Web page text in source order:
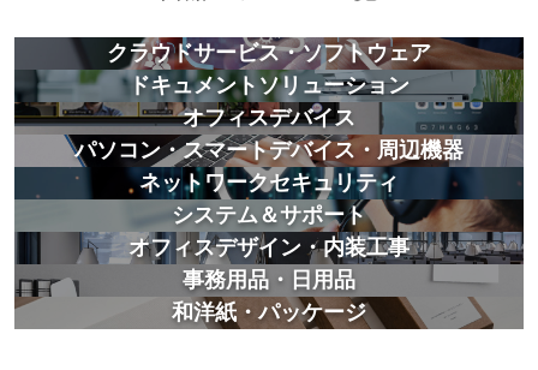
クラウドサービス・ソフトウェア
ドキュメントソリューション
オフィスデバイス
パソコン・スマートデバイス・周辺機器
ネットワークセキュリティ
システム＆サポート
オフィスデザイン・内装工事
事務用品・日用品
和洋紙・パッケージ